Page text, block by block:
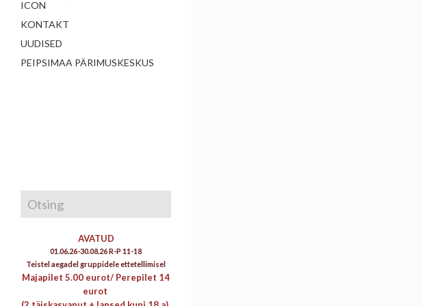
ICON
KONTAKT
UUDISED
PEIPSIMAA PÄRIMUSKESKUS
AVATUD
01.06.26-30.08.26 R-P 11-18
Teistel aegadel gruppidele ettetellimisel
Majapilet 5.00 eurot/ Perepilet 14
eurot